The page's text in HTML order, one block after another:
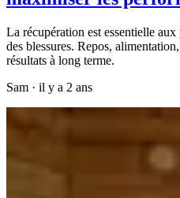
La récupération est essentielle
des blessures. Repos,
résultats à long terme.
Sam · il y a 2 ans